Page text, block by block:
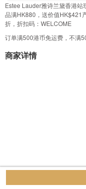
Estee Lauder雅诗兰黛香港
品满HK880，送价值HK$421
折，折扣码：WELCOME
订单满500港币免运费，不满
商家详情